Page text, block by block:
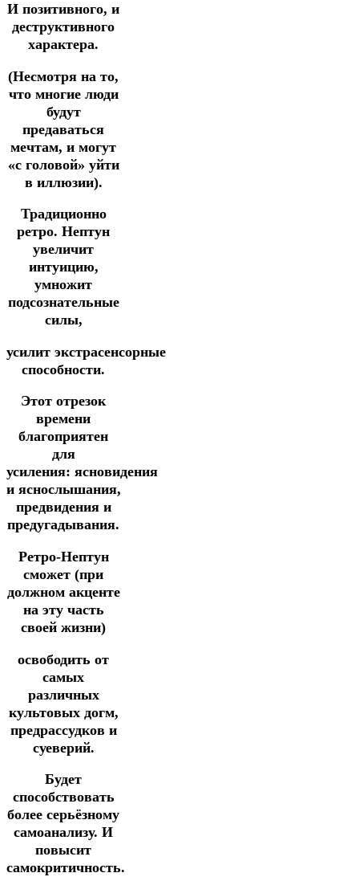
И позитивного, и
деструктивного
характера.
(Несмотря на то,
что многие люди
будут
предаваться
мечтам, и могут
«с головой» уйти
в иллюзии).
Традиционно
ретро. Нептун
увеличит
интуицию,
умножит
подсознательные
силы,
усилит экстрасенсорные
способности.
Этот отрезок
времени
благоприятен
для
усиления: ясновидения
и яснослышания,
предвидения и
предугадывания.
Ретро-Нептун
сможет (при
должном акценте
на эту часть
своей жизни)
освободить от
самых
различных
культовых догм,
предрассудков и
суеверий.
Будет
способствовать
более серьёзному
самоанализу. И
повысит
самокритичность.